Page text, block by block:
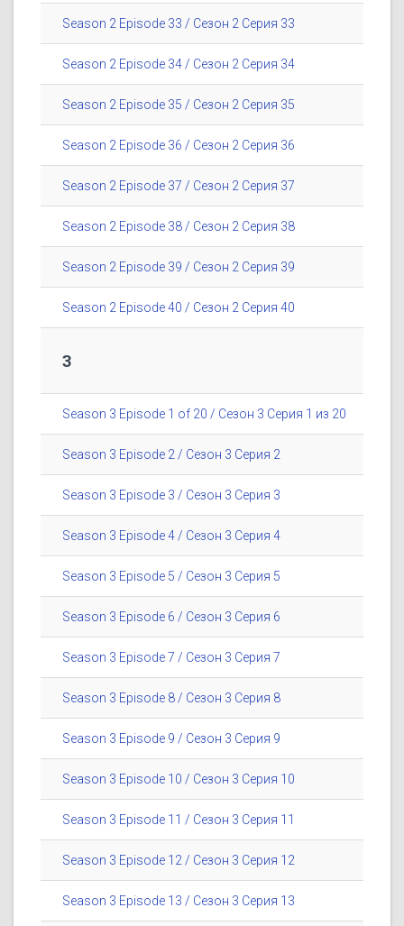
Season 2 Episode 33 / Сезон 2 Серия 33
Season 2 Episode 34 / Сезон 2 Серия 34
Season 2 Episode 35 / Сезон 2 Серия 35
Season 2 Episode 36 / Сезон 2 Серия 36
Season 2 Episode 37 / Сезон 2 Серия 37
Season 2 Episode 38 / Сезон 2 Серия 38
Season 2 Episode 39 / Сезон 2 Серия 39
Season 2 Episode 40 / Сезон 2 Серия 40
3
Season 3 Episode 1 of 20 / Сезон 3 Серия 1 из 20
Season 3 Episode 2 / Сезон 3 Серия 2
Season 3 Episode 3 / Сезон 3 Серия 3
Season 3 Episode 4 / Сезон 3 Серия 4
Season 3 Episode 5 / Сезон 3 Серия 5
Season 3 Episode 6 / Сезон 3 Серия 6
Season 3 Episode 7 / Сезон 3 Серия 7
Season 3 Episode 8 / Сезон 3 Серия 8
Season 3 Episode 9 / Сезон 3 Серия 9
Season 3 Episode 10 / Сезон 3 Серия 10
Season 3 Episode 11 / Сезон 3 Серия 11
Season 3 Episode 12 / Сезон 3 Серия 12
Season 3 Episode 13 / Сезон 3 Серия 13